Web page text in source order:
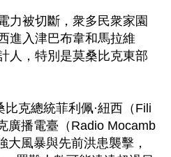
力被切斷，衆多民衆家園
進入津巴布韋和馬拉維
人，特別是莫桑比克東部
克總統菲利佩·紐西（Fili
廣播電臺（Radio Mocamb
大風暴與先前洪患襲擊，